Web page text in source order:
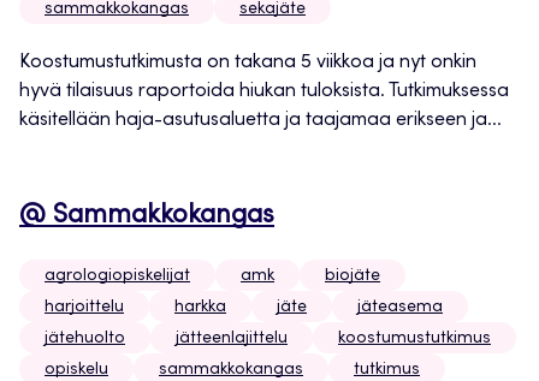
sammakkokangas
sekajäte
Koostumustutkimusta on takana 5 viikkoa ja nyt onkin
hyvä tilaisuus raportoida hiukan tuloksista. Tutkimuksessa
käsitellään haja-asutusaluetta ja taajamaa erikseen ja...
@ Sammakkokangas
agrologiopiskelijat amk
biojäte
harjoittelu
harkka jäte
jäteasema
jätehuolto
jätteenlajittelu
koostumustutkimus
opiskelu
sammakkokangas tutkimus